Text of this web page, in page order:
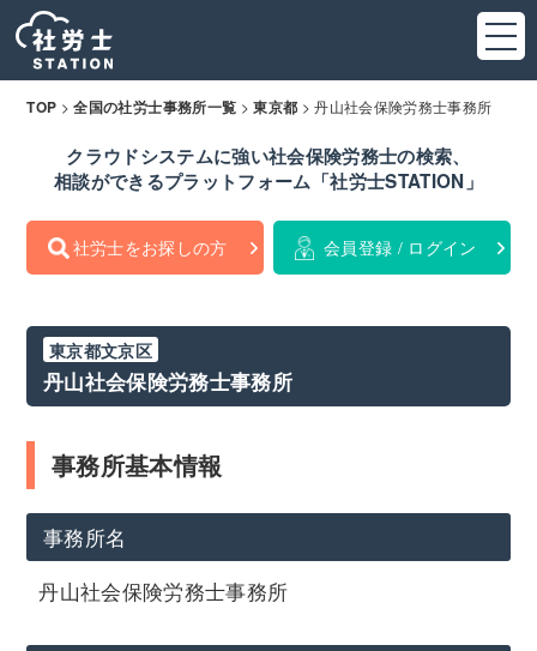
TOP >全国の社労士事務所一覧 >東京都 >丹山社会保険労務士事務所
クラウドシステムに強い社会保険労務士の検索、
相談ができるプラットフォーム「社労士STATION」
社労士をお探しの方 会員登録 / ログイン
東京都文京区
丹山社会保険労務士事務所
事務所基本情報
事務所名
丹山社会保険労務士事務所